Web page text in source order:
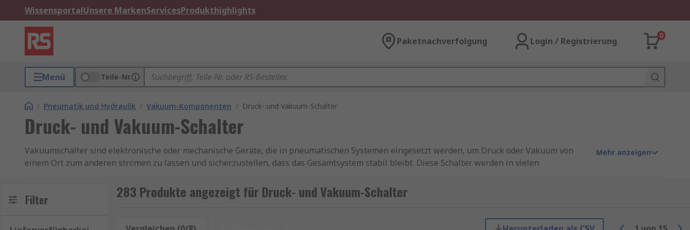
WissensportalUnsere MarkenServicesProdukthighlights
Paketnachverfolgung Login / Registrierung
0
Menü Teile-Nr.
/ Pneumatik und Hydraulik / Vakuum-Komponenten / Druck- und Vakuum-Schalter
Druck- und Vakuum-Schalter
Vakuumschalter sind elektronische oder mechanische Geräte, die in pneumatischen Systemen eingesetzt werden, um Druck oder Vakuum von
einem Ort zum anderen strömen zu lassen und sicherzustellen, dass das Gesamtsystem stabil bleibt. Diese Schalter werden in vielen
Mehr anzeigen
Filter 283 Produkte angezeigt für Druck- und Vakuum-Schalter